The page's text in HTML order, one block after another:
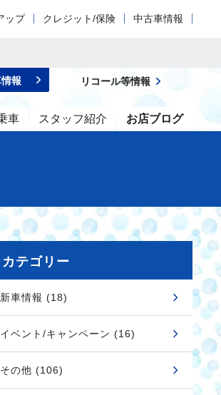
ップ クレジット/保険 中古車情報
車 スタッフ紹介 お店ブログ
報 リコール等情報
カテゴリー
新車情報 (18)
イベント/キャンペーン (16)
その他 (106)